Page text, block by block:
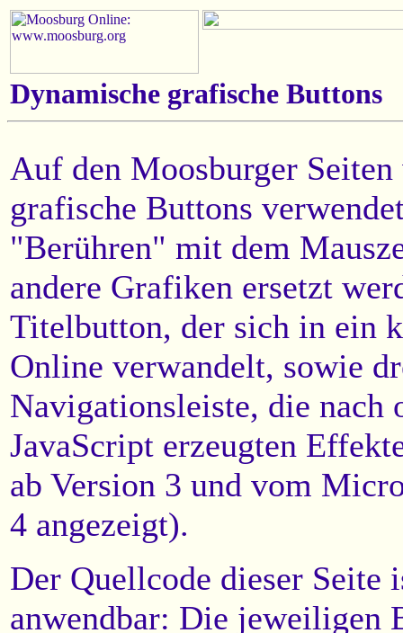
Dynamische grafische Buttons
Auf den Moosburger
grafische Buttons
"Berühren" mit dem
andere Grafiken ersetzt
Titelbutton, der sich in ein
Online verwandelt, sowie
Navigationsleiste, die nach
JavaScript erzeugten
ab Version 3 und vom
4 angezeigt).
Der Quellcode dieser Seite
anwendbar: Die jeweiligen